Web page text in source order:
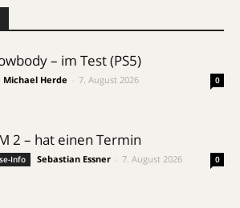
– im Test (PS5)
Michael Herde 7. August 2026 0
2 – hat einen Termin
Info Sebastian Essner 7. August 2026 0